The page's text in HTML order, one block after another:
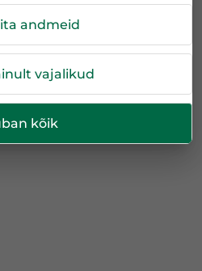
andmeid
vajalikud
kõik